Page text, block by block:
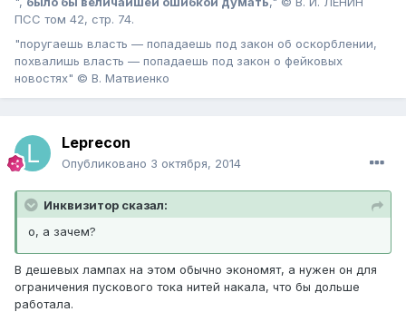
ПСС том 42, стр. 74.
"поругаешь власть — попадаешь под закон об оскорблении,
похвалишь власть — попадаешь под закон о фейковых
новостях" © В. Матвиенко
Leprecon
Опубликовано 3 октября, 2014
Инквизитор сказал:
о, а зачем?
В дешевых лампах на этом обычно экономят, а нужен он для
ограничения пускового тока нитей накала, что бы дольше
работала.